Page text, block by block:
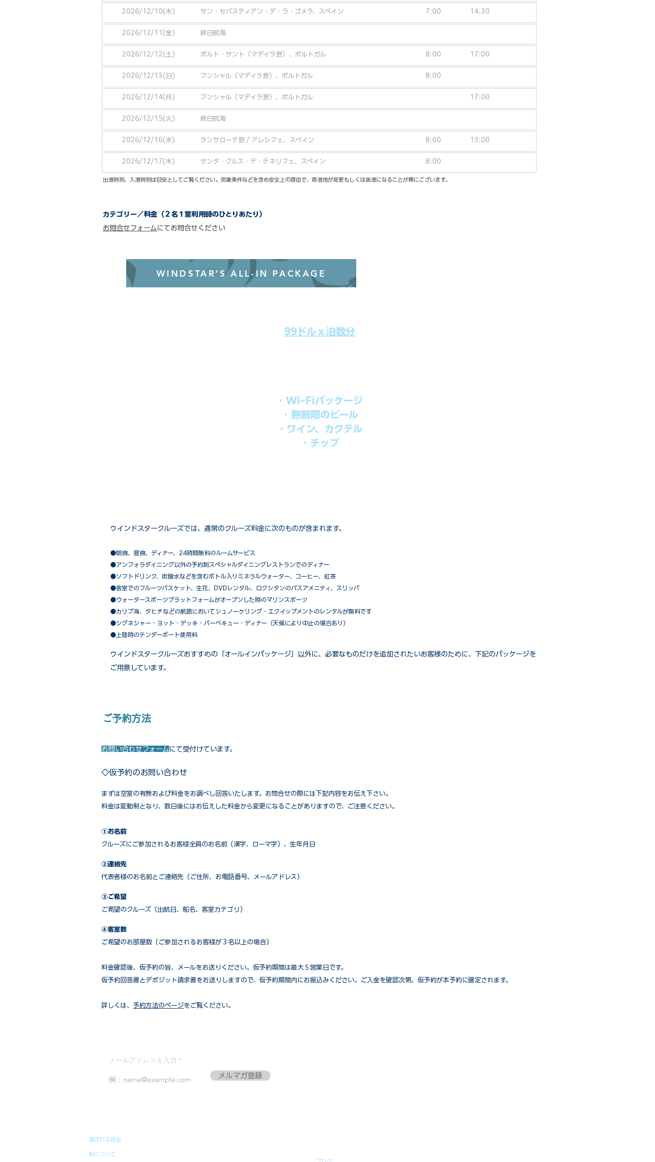
2026/12/10(木) 7:00 14:30
サン・セバスティアン・デ・ラ・ゴメラ、スペイン
2026/12/11(金) 終日航海
2026/12/12(土) 8:00 17:00
ポルト・サント（マデイラ島）、ポルトガル
2026/12/13(日) 8:00
フンシャル（マデイラ島）、ポルトガル
2026/12/14(月) 17:00
フンシャル（マデイラ島）、ポルトガル
2026/12/15(火) 終日航海
2026/12/16(水) 8:00 13:00
ランサローテ島 / アレシフェ、スペイン
2026/12/17(木) 8:00
サンタ・クルス・デ・テネリフェ、スペイン
​出港時刻、入港時刻は目安としてご覧ください。気象条件などを含め安全上の理由で、寄港地が変更もしくは抜港になることが稀にございます。
カテゴリー／料金（２名１室利用時のひとりあたり）
お問合せフォームにてお問合せください
WINDSTAR’S ALL-IN PACKAGE
99ドルｘ泊数分
・Wi-Fiパッケージ
・無制限のビール
・ワイン、カクテル
・チップ
ウインドスタークルーズでは、通常のクルーズ料金に次のものが含まれます。
●朝食、昼食、ディナー、24時間無料のルームサービス
​●アンフォラダイニング以外の予約制スペシャルダイニングレストランでのディナー
●ソフトドリンク、炭酸水などを含むボトル入りミネラルウォーター、コーヒー、紅茶
●客室でのフルーツバスケット、生花、DVDレンタル、ロクシタンのバスアメニティ、スリッパ
●ウォータースポーツプラットフォームがオープンした時のマリンスポーツ
●カリブ海、タヒチなどの航路においてシュノーケリング・エクイップメントのレンタルが無料です
​●シグネシャー・ヨット・デッキ・バーベキュー・ディナー（天候により中止の場合あり）
●上陸時のテンダーボート使用料
ウインドスタークルーズおすすめの「オールインパッケージ」以外に、必要なものだけを追加されたいお客様のために、下記のパッケージを
ご用意しています。
ご予約方法
お問い合わせフォームにて受付けています。
◇仮予約のお問い合わせ
まずは空室の有無および料金をお調べし回答いたします。お問合せの際には下記内容をお伝え下さい。
料金は変動制となり、数日後にはお伝えした料金から変更になることがありますので、ご注意ください。
①お名前
クルーズにご参加されるお客様全員のお名前（漢字、ローマ字）、生年月日
②連絡先
代表者様のお名前とご連絡先（ご住所、お電話番号、メールアドレス）
③ご希望
ご希望のクルーズ（出航日、船名、客室カテゴリ）
④客室数
ご希望のお部屋数（ご参加されるお客様が３名以上の場合）
​料金確認後、仮予約の旨、メールをお送りください。仮予約期間は最大５営業日です。
仮予約回答書とデポジット請求書をお送りしますので、仮予約期間内にお振込みください。ご入金を確認次第、仮予約が本予約に確定されます。
詳しくは、 予約方法のページをご覧ください。
メールアドレスを入力
メルマガ登録
選ばれる理由
船について